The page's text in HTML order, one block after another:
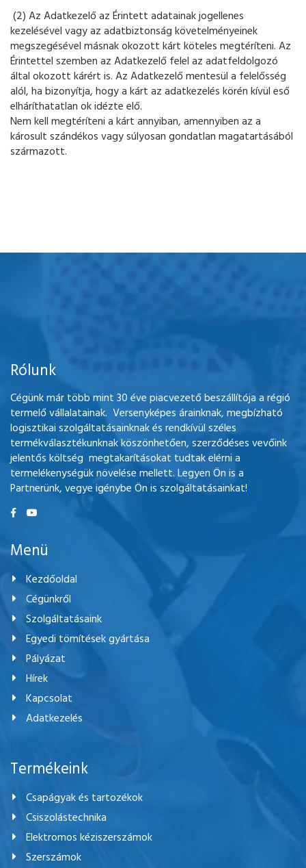
(2) Az Adatkezelő az Érintett adatainak jogellenes
kezelésével vagy az adatbiztonság követelményeinek
megszegésével másnak okozott kárt köteles megtéríteni. Az
Érintettel szemben az Adatkezelő felel az adatfeldolgozó
által okozott kárért is. Az Adatkezelő mentesül a felelősség
alól, ha bizonyítja, hogy a kárt az adatkezelés körén kívül eső
elháríthatatlan ok idézte elő.
Nem kell megtéríteni a kárt annyiban, amennyiben az a
károsult szándékos vagy súlyosan gondatlan magatartásából
származott.
Rólunk
Cégünk már több mint 30 éve piacvezető beszállítója a régió
termelő vállalatainak. Versenyképes árainknak, megbízható
logisztikai szolgáltatásainknak és rendkívül széles
termékválasztékunknak köszönhetően, szerződéses vevőink
jelentős költség megtakarításokat tudtak elérni a
termelékenységük növelése mellett. Legyen Ön is a
Partnerünk, vegye igénybe Ön is szolgáltatásainkat!
Menü
Kezdőoldal
Cégünkről
Szolgáltatásaink
Egyedi tömítések gyártása
Pályázat
Hírek
Kapcsolat
Adatkezelés
Termékeink
Csapágyak és tartozékok
Csiszolástechnika
Elektromos kéziszerszámok
Szerszámok